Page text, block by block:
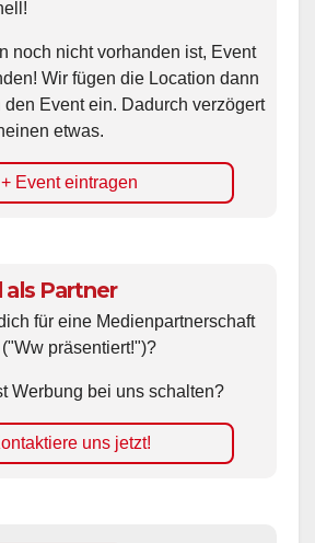
noch nicht vorhanden ist, Event
Wir fügen die Location dann
den Event ein. Dadurch verzögert
etwas.
+ Event eintragen
Partner
für eine Medienpartnerschaft
präsentiert!")?
Werbung bei uns schalten?
uns jetzt!